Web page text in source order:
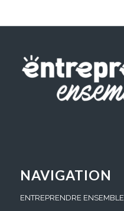
NAVIGATION
ENTREPRENDRE ENSEMBLE